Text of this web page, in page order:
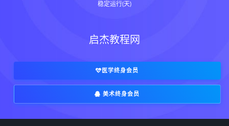
稳定运行(天)
启杰教程网
医学终身会员
美术终身会员